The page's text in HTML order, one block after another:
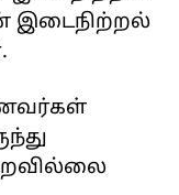
இடைநிற்றல்